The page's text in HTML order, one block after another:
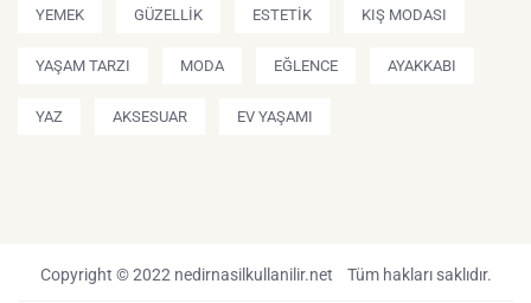
YEMEK GÜZELLIK ESTETIK KIŞ MODASI
YAŞAM TARZI MODA EĞLENCE AYAKKABI
YAZ AKSESUAR EV YAŞAMI
Copyright © 2022 nedirnasilkullanilir.net Tüm hakları saklıdır.